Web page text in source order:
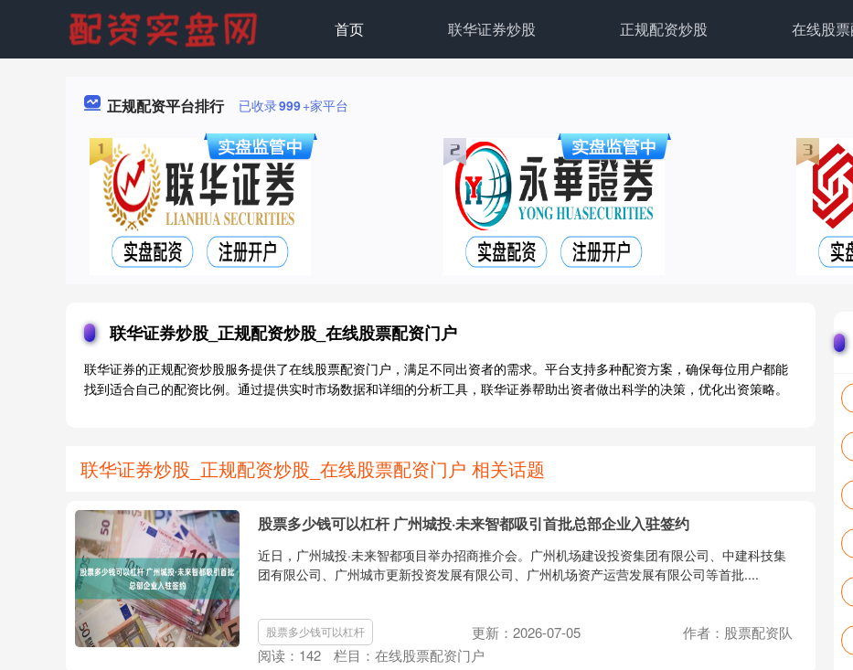
首页 联华证券炒股 正规配资炒股 在线股
正规配资平台排行 已收录999+家平台
联华证券炒股_正规配资炒股_在线股票配资门户
联华证券的正规配资炒股服务提供了在线股票配资门户，满足不同出资者的需求。平台支持多种配资方案，确保每位用户都能
找到适合自己的配资比例。通过提供实时市场数据和详细的分析工具，联华证券帮助出资者做出科学的决策，优化出资策略。
联华证券炒股_正规配资炒股_在线股票配资门户 相关话题
股票多少钱可以杠杆 广州城投·未来智都吸引首批总部企业入驻签约
近日，广州城投·未来智都项目举办招商推介会。广州机场建设投资集团有限公司、中建科技集
团有限公司、广州城市更新投资发展有限公司、广州机场资产运营发展有限公司等首批....
股票多少钱可以杠杆 更新：2026-07-05
作者：股票配资队
阅读： 142 栏目： 在线股票配资门户